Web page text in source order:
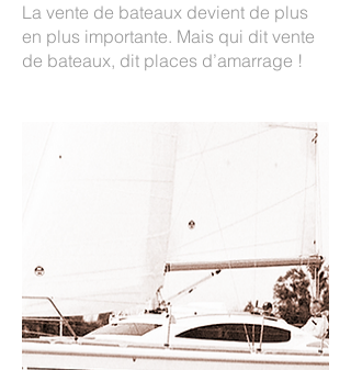
La vente de bateaux devient de plus
en plus importante. Mais qui dit vente
de bateaux, dit places d’amarrage !